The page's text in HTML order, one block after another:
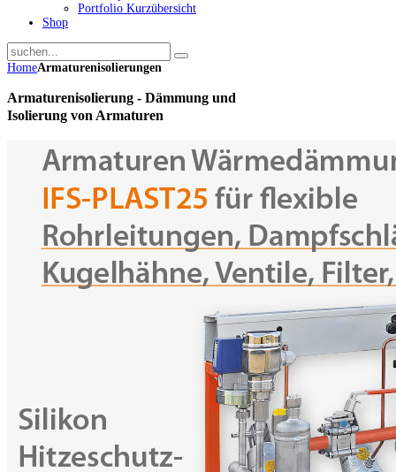
Portfolio Kurzübersicht
Shop
HomeArmaturenisolierungen
Armaturenisolierung - Dämmung und
Isolierung von Armaturen